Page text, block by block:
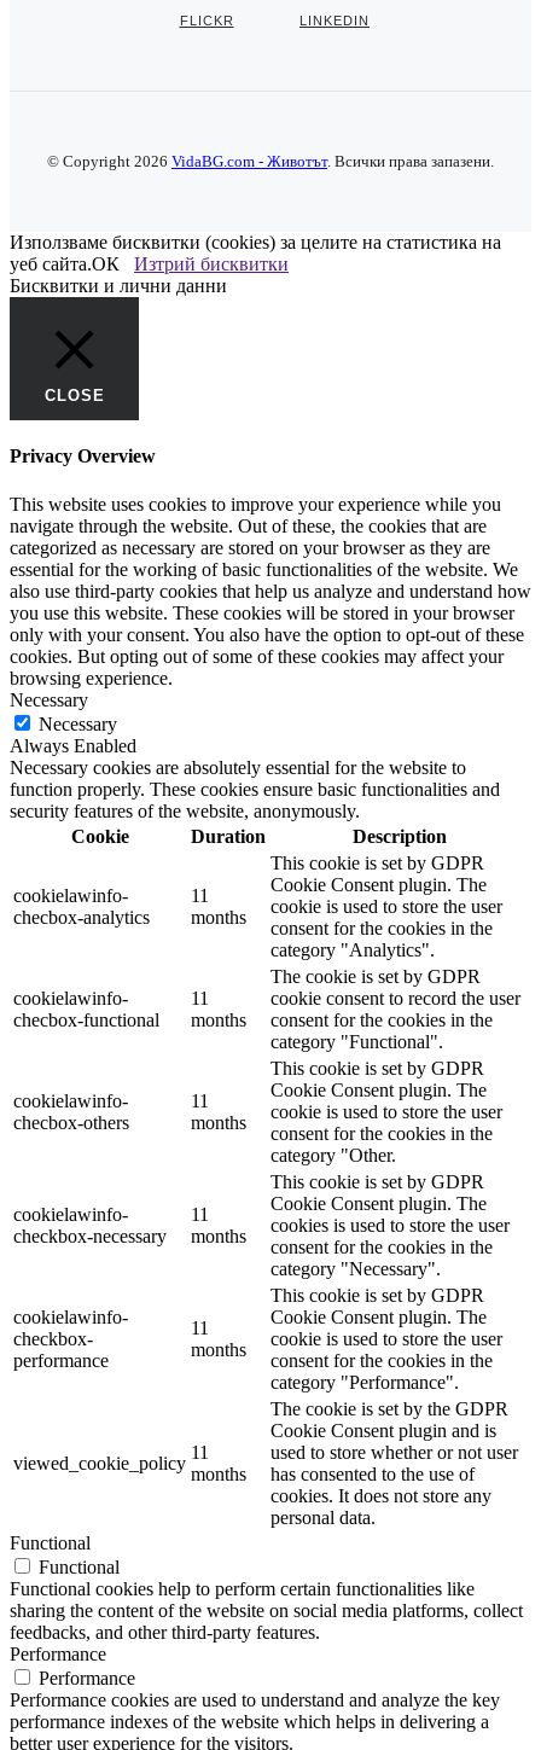
FLICKR LINKEDIN
© Copyright 2026 VidaBG.com - Животът. Всички права запазени.
Използваме бисквитки (cookies) за целите на статистика на
уеб сайта.ОК
Изтрий бисквитки
Бисквитки и лични данни
CLOSE
Privacy Overview
This website uses cookies to improve your experience while you
navigate through the website. Out of these, the cookies that are
categorized as necessary are stored on your browser as they are
essential for the working of basic functionalities of the website. We
also use third-party cookies that help us analyze and understand how
you use this website. These cookies will be stored in your browser
only with your consent. You also have the option to opt-out of these
cookies. But opting out of some of these cookies may affect your
browsing experience.
Necessary
Necessary
Always Enabled
Necessary cookies are absolutely essential for the website to
function properly. These cookies ensure basic functionalities and
security features of the website, anonymously.
Cookie
Duration Description
cookielawinfo-
checbox-analytics
11
months
This cookie is set by GDPR
Cookie Consent plugin. The
cookie is used to store the user
consent for the cookies in the
category "Analytics".
cookielawinfo-
checbox-functional
11
months
The cookie is set by GDPR
cookie consent to record the user
consent for the cookies in the
category "Functional".
cookielawinfo-
checbox-others
11
months
This cookie is set by GDPR
Cookie Consent plugin. The
cookie is used to store the user
consent for the cookies in the
category "Other.
cookielawinfo-
checkbox-necessary
11
months
This cookie is set by GDPR
Cookie Consent plugin. The
cookies is used to store the user
consent for the cookies in the
category "Necessary".
cookielawinfo-
checkbox-
performance
11
months
This cookie is set by GDPR
Cookie Consent plugin. The
cookie is used to store the user
consent for the cookies in the
category "Performance".
viewed_cookie_policy
11
months
The cookie is set by the GDPR
Cookie Consent plugin and is
used to store whether or not user
has consented to the use of
cookies. It does not store any
personal data.
Functional
Functional
Functional cookies help to perform certain functionalities like
sharing the content of the website on social media platforms, collect
feedbacks, and other third-party features.
Performance
Performance
Performance cookies are used to understand and analyze the key
performance indexes of the website which helps in delivering a
better user experience for the visitors.